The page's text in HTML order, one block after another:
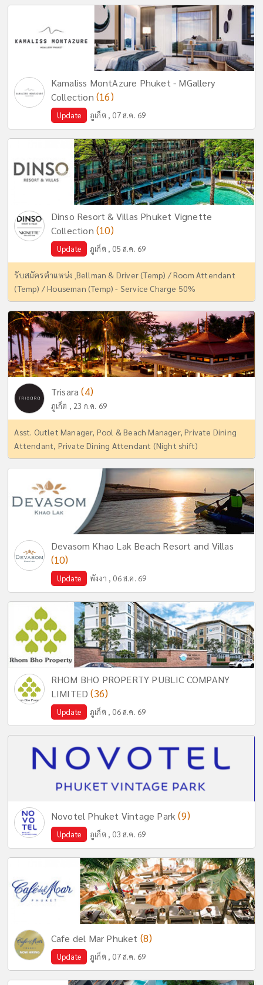
Kamaliss MontAzure Phuket - MGallery
Collection (16)
Update ภูเก็ต , 07 ส.ค. 69
Dinso Resort & Villas Phuket Vignette
Collection (10)
Update ภูเก็ต , 05 ส.ค. 69
รับสมัครตำแหน่ง ฺBellman & Driver (Temp) / Room Attendant
(Temp) / Houseman (Temp) - Service Charge 50%
Trisara(4)
ภูเก็ต , 23 ก.ค. 69
Asst. Outlet Manager, Pool & Beach Manager, Private Dining
Attendant, Private Dining Attendant (Night shift)
Devasom Khao Lak Beach Resort and Villas
(10)
Update พังงา , 06 ส.ค. 69
RHOM BHO PROPERTY PUBLIC COMPANY
LIMITED(36)
Update ภูเก็ต , 06 ส.ค. 69
Novotel Phuket Vintage Park(9)
Update ภูเก็ต , 03 ส.ค. 69
Cafe del Mar Phuket (8)
Update ภูเก็ต , 07 ส.ค. 69